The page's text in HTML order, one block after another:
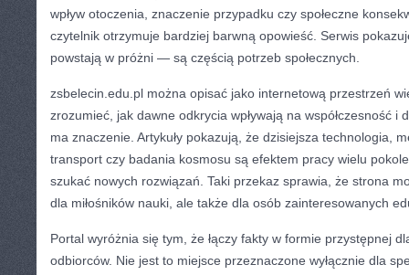
wpływ otoczenia, znaczenie przypadku czy społeczne
czytelnik otrzymuje bardziej barwną opowieść. Serwis
powstają w próżni — są częścią potrzeb społecznych.
zsbelecin.edu.pl można opisać jako internetową przestrzeń
zrozumieć, jak dawne odkrycia wpływają na współczesność i
ma znaczenie. Artykuły pokazują, że dzisiejsza technologia,
transport czy badania kosmosu są efektem pracy wielu
szukać nowych rozwiązań. Taki przekaz sprawia, że strona
dla miłośników nauki, ale także dla osób zainteresowanych
Portal wyróżnia się tym, że łączy fakty w formie przystępnej
odbiorców. Nie jest to miejsce przeznaczone wyłącznie dla